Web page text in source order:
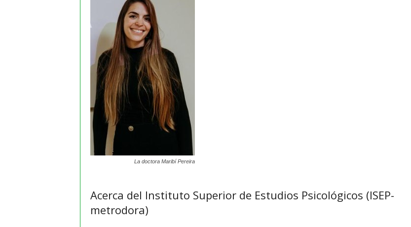
La doctora Maribí Pereira
Acerca del Instituto Superior de Estudios Psicológicos (ISEP-
metrodora)